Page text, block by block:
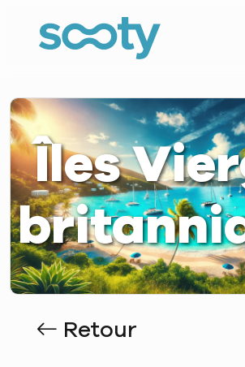
Îles
Retour